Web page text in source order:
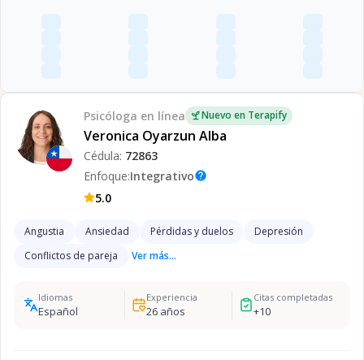
Psicóloga en línea Nuevo en Terapify
Veronica Oyarzun Alba
Cédula: 72863
Enfoque:Integrativohelp
5.0
Angustia Ansiedad Pérdidas y duelos
Depresión
Conflictos de pareja
Ver más...
Idiomas
Español
Experiencia
26años
Citas completadas
+10